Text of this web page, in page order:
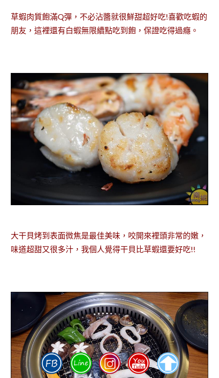
草蝦肉質飽滿Q彈，不必沾醬就很鮮甜超好吃!喜歡吃蝦的
朋友，這裡還有白蝦無限續點吃到飽，保證吃得過癮。
大干貝烤到表面微焦是最佳美味，咬開來裡頭非常的嫩，
味道超甜又很多汁，我個人覺得干貝比草蝦還要好吃!!